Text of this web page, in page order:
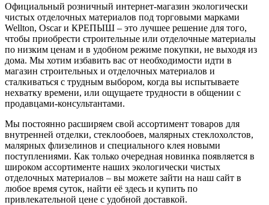
Официальный розничный интернет-магазин экологически
чистых отделочных материалов под торговыми марками
Wellton, Oscar и КРЕПЫШ – это лучшее решение для того,
чтобы приобрести строительные или отделочные материалы
по низким ценам и в удобном режиме покупки, не выходя из
дома. Мы хотим избавить вас от необходимости идти в
магазин строительных и отделочных материалов и
сталкиваться с трудным выбором, когда вы испытываете
нехватку времени, или ощущаете трудности в общении с
продавцами-консультантами.
Мы постоянно расширяем свой ассортимент товаров для
внутренней отделки, стеклообоев, малярных стеклохолстов,
малярных флизелинов и специального клея новыми
поступлениями. Как только очередная новинка появляется в
широком ассортименте наших экологически чистых
отделочных материалов – вы можете зайти на наш сайт в
любое время суток, найти её здесь и купить по
привлекательной цене с удобной доставкой.